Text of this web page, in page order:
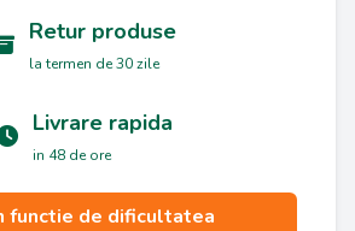
Retur produse
la termen de 30 zile
Livrare rapida
in 48 de ore
functie de dificultatea